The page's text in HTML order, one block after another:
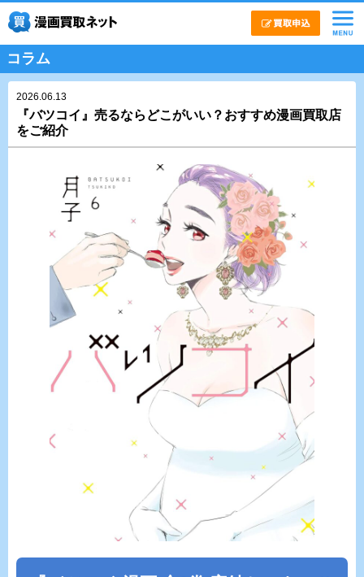
コラム
2026.06.13
『バツコイ』売るならどこがいい？おすすめ漫画買取店
をご紹介